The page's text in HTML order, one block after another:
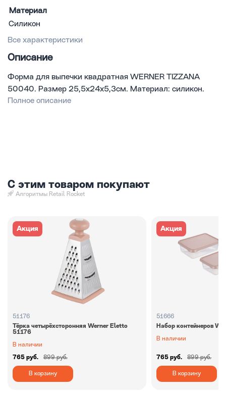
Материал
Силикон
Все характеристики
Описание
Форма для выпечки квадратная WERNER TIZZANA
50040. Размер 25,5х24х5,3см. Материал: силикон.
Полное описание
С этим товаром покупают
Алгоритмы Retail Rocket
Акция
51176
Тёрка четырёхсторонняя Werner Eletto
51176
В наличии
765 руб. 899 руб.
В корзину
Акция
51666
Набор контейнеров
В наличии
765 руб. 899 руб.
В корзину